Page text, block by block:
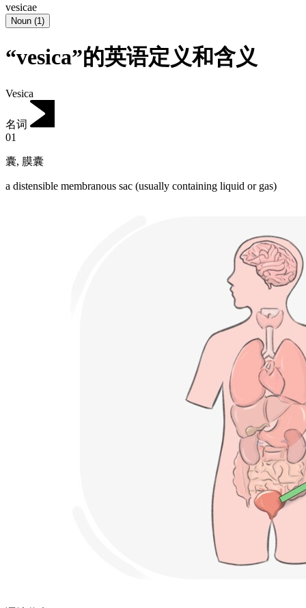
vesicae
Noun (1)
“vesica”的英语定义和含义
Vesica
名词
01
囊, 膜囊
a distensible membranous sac (usually containing liquid or gas)